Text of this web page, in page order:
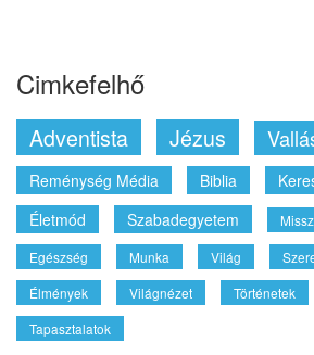
Cimkefelhő
Adventista Jézus
Reménység Média Biblia
Életmód
Szabadegyetem
Egészség
Munka Világ
Élmények
Világnézet Történetek
Tapasztalatok